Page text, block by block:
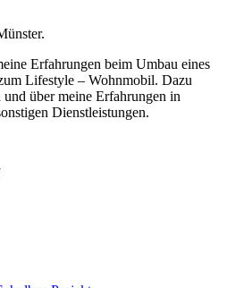
Erfahrungen beim Umbau eines
Lifestyle – Wohnmobil. Dazu
über meine Erfahrungen in
Dienstleistungen.